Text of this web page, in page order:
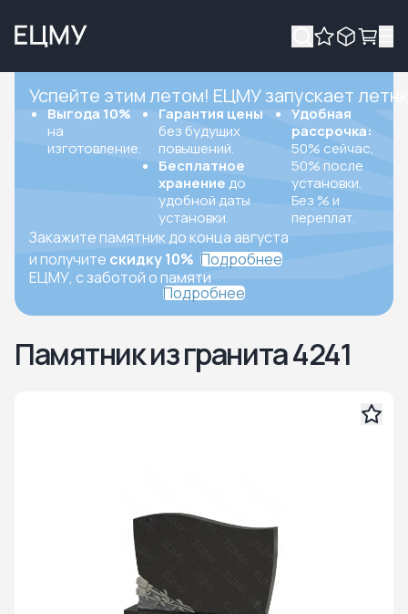
Успейте этим летом! ЕЦМУ запускает
Выгода 10%
на
изготовление.
Гарантия цены
без будущих
повышений.
Бесплатное
хранение до
удобной даты
установки.
Удобная
рассрочка:
50% сейчас,
50% после
установки.
Без % и
переплат.
Закажите памятник до конца августа
и получите скидку 10% Подробнее
ЕЦМУ, с заботой о памяти
Подробнее
Памятник из гранита 4241